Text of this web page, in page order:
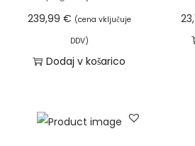
o
i
n
239,99 € (cena vključuje
DDV)
Dodaj v košarico